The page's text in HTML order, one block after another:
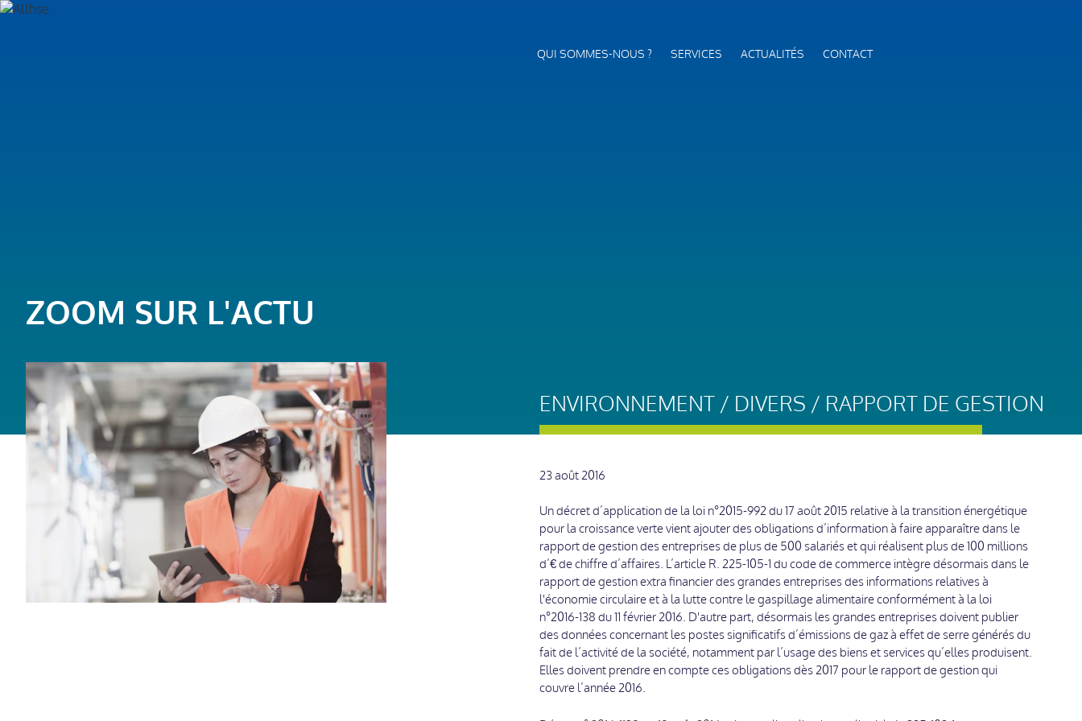
QUI SOMMES-NOUS ? SERVICES ACTUALITÉS CONTACT
ENVIRONNEMENT / DIVERS / RAPPORT DE GESTION
ZOOM SUR L'ACTU
23 août 2016
Un décret d’application de la loi n°2015-992 du 17 août 2015 relative à la transition énergétique
pour la croissance verte vient ajouter des obligations d’information à faire apparaître dans le
rapport de gestion des entreprises de plus de 500 salariés et qui réalisent plus de 100 millions
d’€ de chiffre d’affaires. L’article R. 225-105-1 du code de commerce intègre désormais dans le
rapport de gestion extra financier des grandes entreprises des informations relatives à
l'économie circulaire et à la lutte contre le gaspillage alimentaire conformément à la loi
n°2016-138 du 11 février 2016. D'autre part, désormais les grandes entreprises doivent publier
des données concernant les postes significatifs d’émissions de gaz à effet de serre générés du
fait de l’activité de la société, notamment par l’usage des biens et services qu’elles produisent.
Elles doivent prendre en compte ces obligations dès 2017 pour le rapport de gestion qui
couvre l’année 2016.